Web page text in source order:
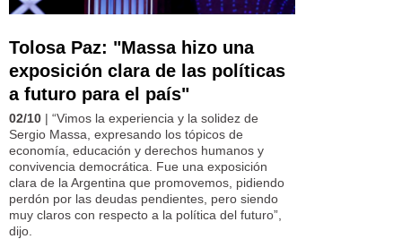
Tolosa Paz: "Massa hizo una
exposición clara de las políticas
a futuro para el país"
02/10 | “Vimos la experiencia y la solidez de
Sergio Massa, expresando los tópicos de
economía, educación y derechos humanos y
convivencia democrática. Fue una exposición
clara de la Argentina que promovemos, pidiendo
perdón por las deudas pendientes, pero siendo
muy claros con respecto a la política del futuro”,
dijo.